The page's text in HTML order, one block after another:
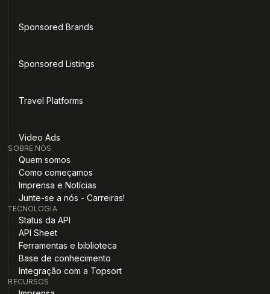
Sponsored Brands
Sponsored Listings
Travel Platforms
Video Ads
SOBRE NÓS
Quem somos
Como começamos
Imprensa e Notícias
Junte-se a nós - Carreiras!
TECNOLOGIA
Status da API
API Sheet
Ferramentas e biblioteca
Base de conhecimento
Integração com a Topsort
RECURSOS